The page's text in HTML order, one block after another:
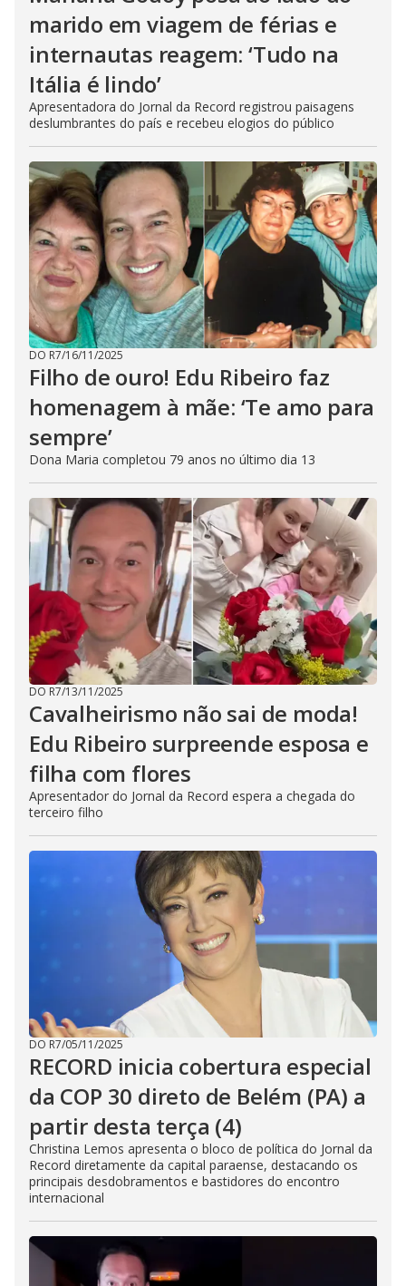
marido em viagem de férias e
internautas reagem: ‘Tudo na
Itália é lindo’
Apresentadora do Jornal da Record registrou paisagens
deslumbrantes do país e recebeu elogios do público
DO R7/16/11/2025
Filho de ouro! Edu Ribeiro faz
homenagem à mãe: ‘Te amo para
sempre’
Dona Maria completou 79 anos no último dia 13
DO R7/13/11/2025
Cavalheirismo não sai de moda!
Edu Ribeiro surpreende esposa e
filha com flores
Apresentador do Jornal da Record espera a chegada do
terceiro filho
DO R7/05/11/2025
RECORD inicia cobertura especial
da COP 30 direto de Belém (PA) a
partir desta terça (4)
Christina Lemos apresenta o bloco de política do Jornal da
Record diretamente da capital paraense, destacando os
principais desdobramentos e bastidores do encontro
internacional